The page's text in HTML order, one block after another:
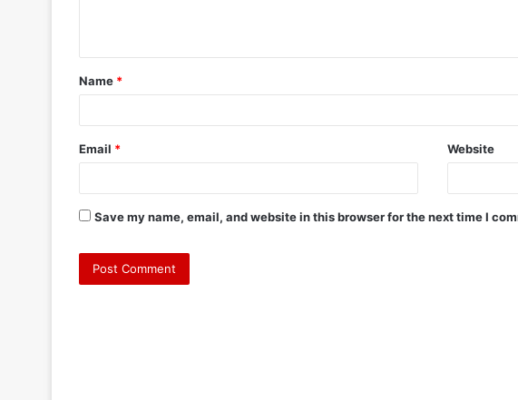
t
*
Name *
Email * Website
Save my name, email, and website in this browser for the next time I